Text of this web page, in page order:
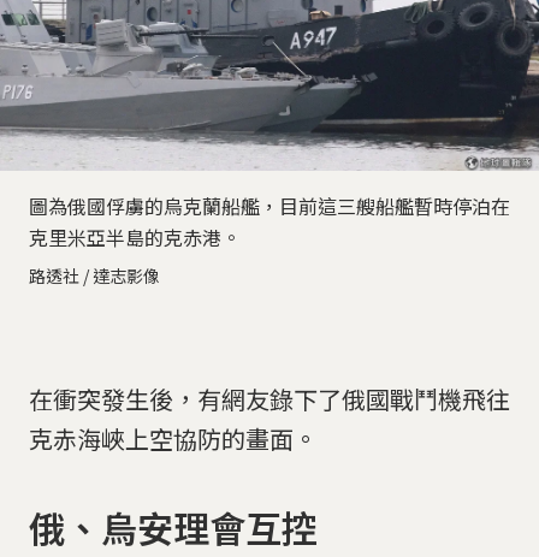
圖為俄國俘虜的烏克蘭船艦，目前這三艘船艦暫時停泊在
克里米亞半島的克赤港。
路透社 / 達志影像
在衝突發生後，有網友錄下了俄國戰鬥機飛往
克赤海峽上空協防的畫面。
俄、烏安理會互控